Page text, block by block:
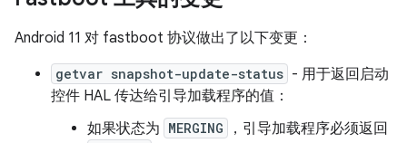
Android 11 对 fastboot 协议做出了以下变更：
getvar snapshot-update-status - 用于返回启动
控件 HAL 传达给引导加载程序的值：
如果状态为 MERGING ，引导加载程序必须返回